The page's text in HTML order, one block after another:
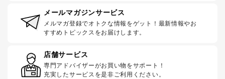
メールマガジンサービス
メルマガ登録でオトクな情報をゲット！最新情報やお
すすめトピックスをお届けします。
店舗サービス
専門アドバイザーがお買い物をサポート！
充実したサービスを是非ご利用ください。